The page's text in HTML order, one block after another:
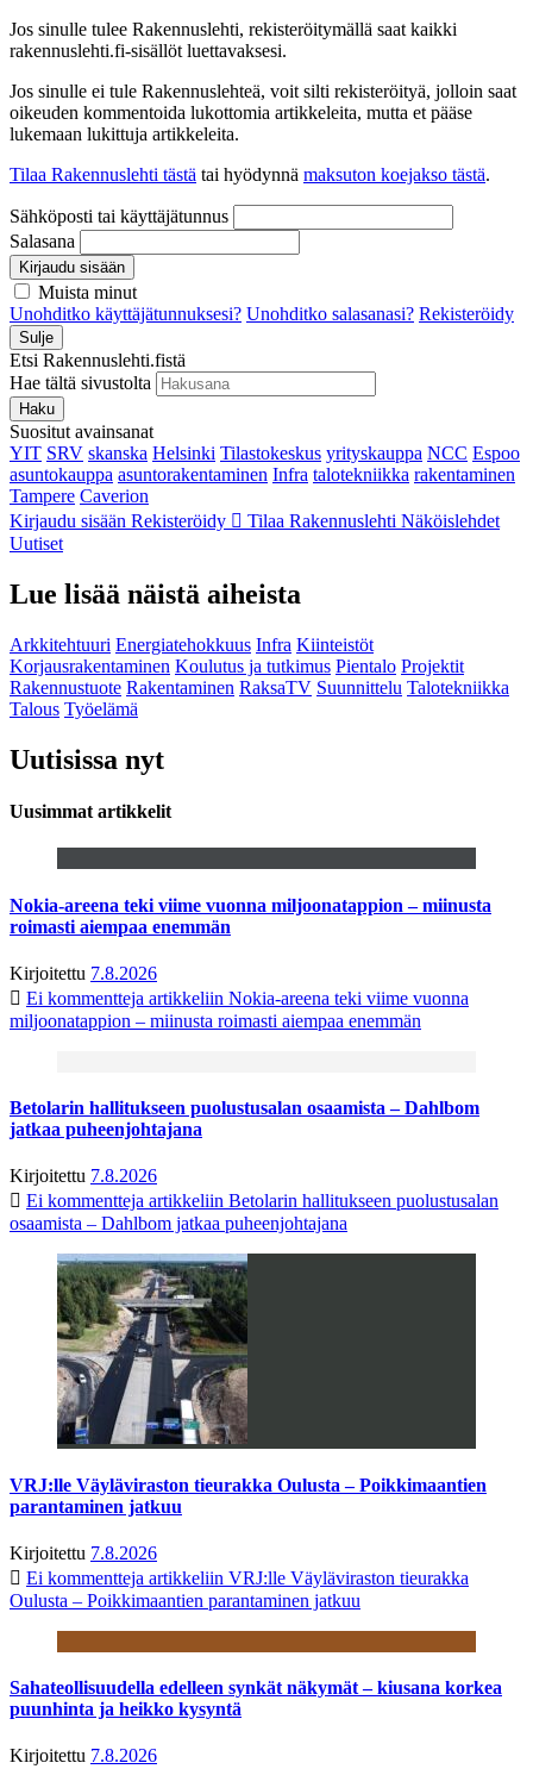
Jos sinulle tulee Rakennuslehti, rekisteröitymällä saat kaikki
rakennuslehti.fi-sisällöt luettavaksesi.
Jos sinulle ei tule Rakennuslehteä, voit silti rekisteröityä, jolloin saat
oikeuden kommentoida lukottomia artikkeleita, mutta et pääse
lukemaan lukittuja artikkeleita.
Tilaa Rakennuslehti tästä tai hyödynnä maksuton koejakso tästä.
Sähköposti tai käyttäjätunnus
Salasana
Kirjaudu sisään
Muista minut
Unohditko käyttäjätunnuksesi? Unohditko salasanasi? Rekisteröidy
Sulje
Etsi Rakennuslehti.fistä
Hae tältä sivustolta
Haku
Suositut avainsanat
YIT SRV skanska Helsinki Tilastokeskus yrityskauppa NCC Espoo
asuntokauppa asuntorakentaminen Infra talotekniikka rakentaminen
Tampere Caverion
Kirjaudu sisään Rekisteröidy Tilaa Rakennuslehti Näköislehdet
Uutiset
Lue lisää näistä aiheista
Arkkitehtuuri Energiatehokkuus Infra Kiinteistöt
Korjausrakentaminen Koulutus ja tutkimus Pientalo Projektit
Rakennustuote Rakentaminen RaksaTV Suunnittelu Talotekniikka
Talous Työelämä
Uutisissa nyt
Uusimmat artikkelit
Nokia-areena teki viime vuonna miljoonatappion – miinusta
roimasti aiempaa enemmän
Kirjoitettu 7.8.2026
Ei kommentteja artikkeliin Nokia-areena teki viime vuonna
miljoonatappion – miinusta roimasti aiempaa enemmän
Betolarin hallitukseen puolustusalan osaamista – Dahlbom
jatkaa puheenjohtajana
Kirjoitettu 7.8.2026
Ei kommentteja artikkeliin Betolarin hallitukseen puolustusalan
osaamista – Dahlbom jatkaa puheenjohtajana
VRJ:lle Väyläviraston tieurakka Oulusta – Poikkimaantien
parantaminen jatkuu
Kirjoitettu 7.8.2026
Ei kommentteja artikkeliin VRJ:lle Väyläviraston tieurakka
Oulusta – Poikkimaantien parantaminen jatkuu
Sahateollisuudella edelleen synkät näkymät – kiusana korkea
puunhinta ja heikko kysyntä
Kirjoitettu 7.8.2026